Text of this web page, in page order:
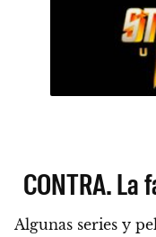
CONTRA.
Algunas series y